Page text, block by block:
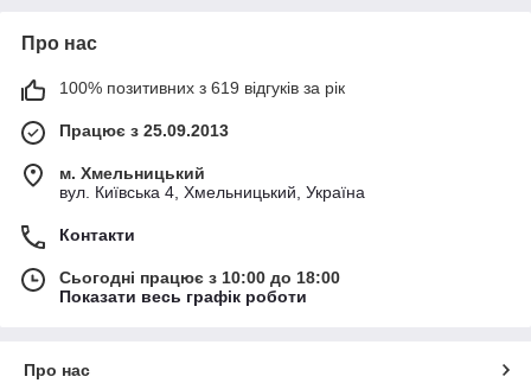
Про нас
100% позитивних з 619 відгуків за рік
Працює з 25.09.2013
м. Хмельницький
вул. Київська 4, Хмельницький, Україна
Контакти
Сьогодні працює з 10:00 до 18:00
Показати весь графік роботи
Про нас